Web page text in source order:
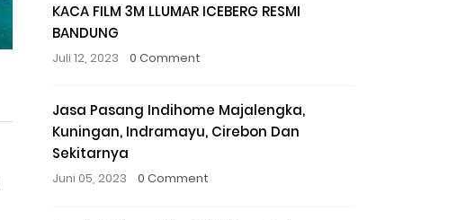
KACA FILM 3M LLUMAR ICEBERG RESMI
BANDUNG
Juli 12, 2023 0 Comment
Jasa Pasang Indihome Majalengka,
Kuningan, Indramayu, Cirebon Dan
Sekitarnya
Juni 05, 2023 0 Comment